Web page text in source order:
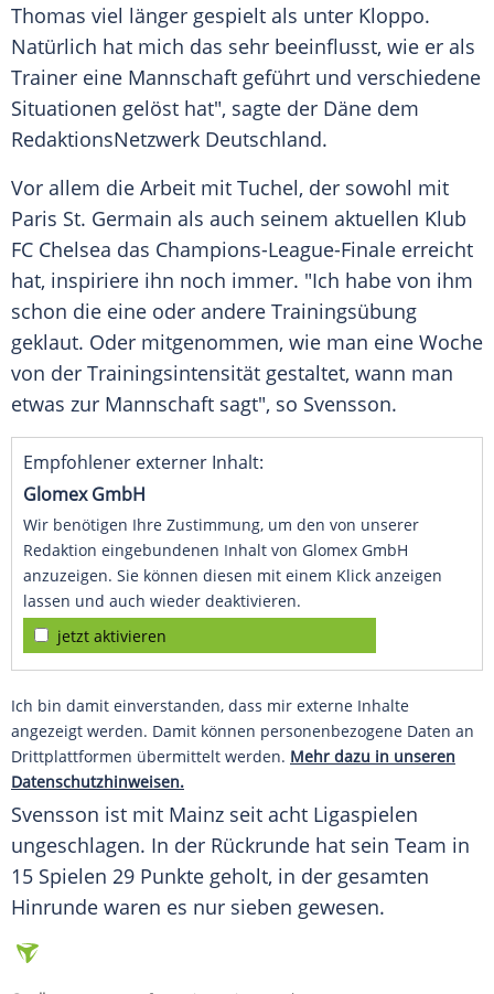
Thomas viel länger gespielt als unter Kloppo.
Natürlich hat mich das sehr beeinflusst, wie er als
Trainer eine Mannschaft geführt und verschiedene
Situationen gelöst hat", sagte der Däne dem
RedaktionsNetzwerk Deutschland.
Vor allem die Arbeit mit Tuchel, der sowohl mit
Paris St. Germain als auch seinem aktuellen Klub
FC Chelsea das Champions-League-Finale erreicht
hat, inspiriere ihn noch immer. "Ich habe von ihm
schon die eine oder andere Trainingsübung
geklaut. Oder mitgenommen, wie man eine Woche
von der Trainingsintensität gestaltet, wann man
etwas zur Mannschaft sagt", so Svensson.
Empfohlener externer Inhalt:
Glomex GmbH
Wir benötigen Ihre Zustimmung, um den von unserer
Redaktion eingebundenen Inhalt von Glomex GmbH
anzuzeigen. Sie können diesen mit einem Klick anzeigen
lassen und auch wieder deaktivieren.
jetzt aktivieren
Ich bin damit einverstanden, dass mir externe Inhalte
angezeigt werden. Damit können personenbezogene Daten an
Drittplattformen übermittelt werden. Mehr dazu in unseren
Datenschutzhinweisen.
Svensson ist mit Mainz seit acht Ligaspielen
ungeschlagen. In der Rückrunde hat sein Team in
15 Spielen 29 Punkte geholt, in der gesamten
Hinrunde waren es nur sieben gewesen.